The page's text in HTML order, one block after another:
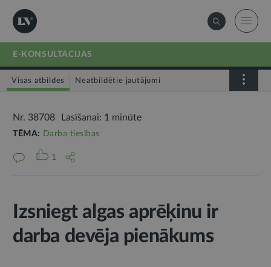
E-KONSULTĀCIJAS
Visas atbildes Neatbildētie jautājumi
Nr. 38708 Lasīšanai: 1 minūte
TĒMA: Darba tiesības
1
Izsniegt algas aprēķinu ir
darba devēja pienākums